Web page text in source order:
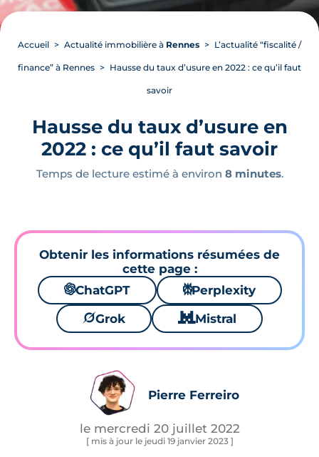
Accueil Actualité immobilière à Rennes L’actualité “fiscalité /
finance” à Rennes Hausse du taux d’usure en 2022 : ce qu’il faut
savoir
Hausse du taux d’usure en
2022 : ce qu’il faut savoir
Temps de lecture estimé à environ 8 minutes.
Obtenir les informations résumées de
cette page :
🌌ChatGPT ⚙Perplexity
🪐Grok 🐱 Mistral
Pierre Ferreiro
le mercredi 20 juillet 2022
[ mis à jour le jeudi 19 janvier 2023 ]